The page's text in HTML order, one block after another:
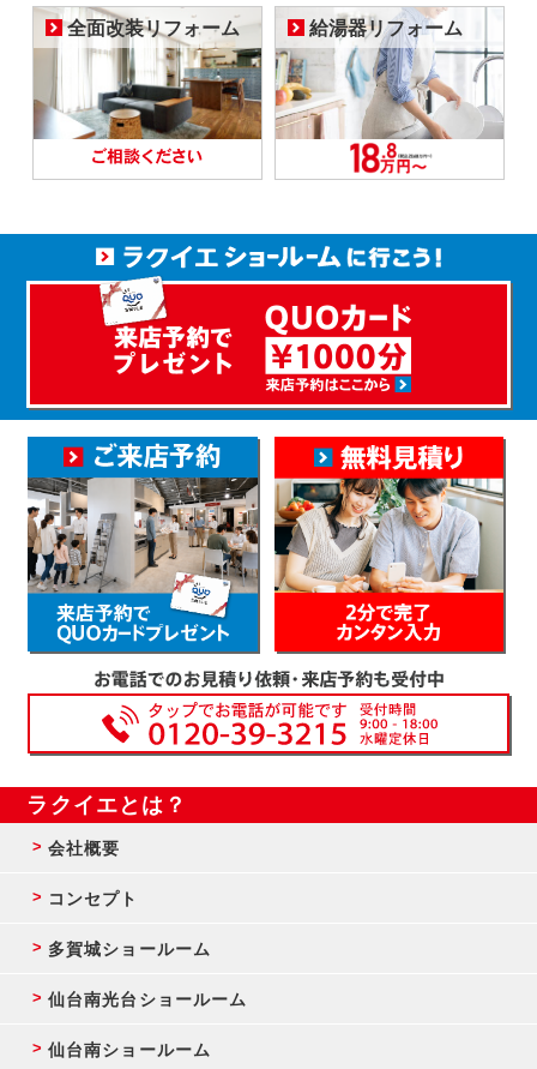
全面改装リフォーム 給湯器リフォーム
ラクイエとは？
会社概要
コンセプト
多賀城ショールーム
仙台南光台ショールーム
仙台南ショールーム